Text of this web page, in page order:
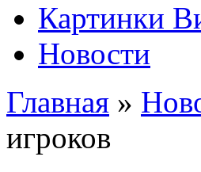
Картинки
Новости
Главная »
игроков